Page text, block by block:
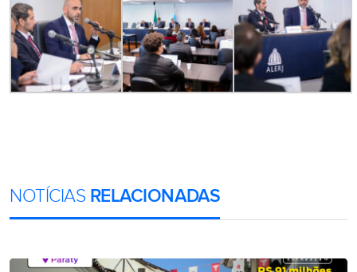
NOTÍCIAS RELACIONADAS